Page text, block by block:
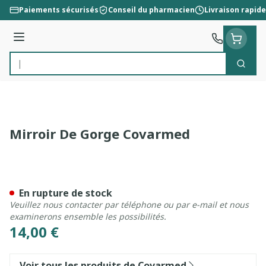
Aller au contenu
Paiements sécurisés Conseil du pharmacien Livraison rapide
Menu
Rechercher
Mirroir De Gorge Covarmed
14,00 €
En rupture de stock
Veuillez nous contacter par téléphone ou par e-mail et nous
examinerons ensemble les possibilités.